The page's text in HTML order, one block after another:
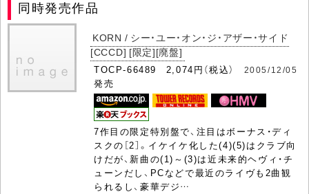
同時発売作品
KORN / シー・ユー・オン・ジ・アザー・サイド
[CCCD] [限定][廃盤]
TOCP-66489 2,074円（税込） 2005/12/05
発売
7作目の限定特別盤で、注目はボーナス・ディ
スクの［2］。イケイケ化した(4)(5)はクラブ向
けだが、新曲の(1)～(3)は近未来的ヘヴィ・チ
ューンだし、PCなどで最近のライヴも2曲観
られるし、豪華デジ…